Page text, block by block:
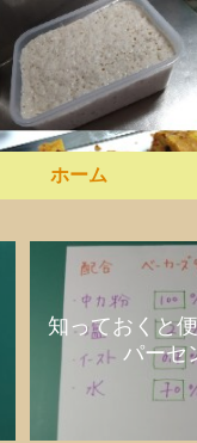
ホーム
知っておくと
パーセ